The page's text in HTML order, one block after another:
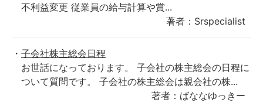
不利益変更 従業員の給与計算や賞...
著者：Srspecialist
子会社株主総会日程
お世話になっております。 子会社の株主総会の日程に
ついて質問です。 子会社の株主総会は親会社の株...
著者：ばななゆっきー